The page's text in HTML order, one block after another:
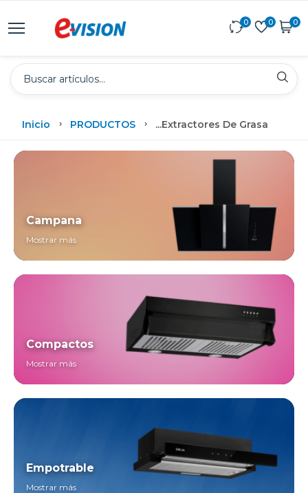
0 0 0
Inicio PRODUCTOS ...Extractores De Grasa
Campana
Mostrar más
Compactos
Mostrar más
Empotrable
Mostrar más